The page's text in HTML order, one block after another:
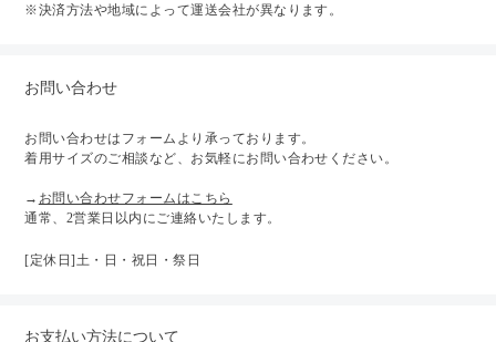
※決済方法や地域によって運送会社が異なります。
お問い合わせ
お問い合わせはフォームより承っております。
着用サイズのご相談など、お気軽にお問い合わせください。
→ お問い合わせフォームはこちら
通常、2営業日以内にご連絡いたします。
[定休日]土・日・祝日・祭日
お支払い方法について